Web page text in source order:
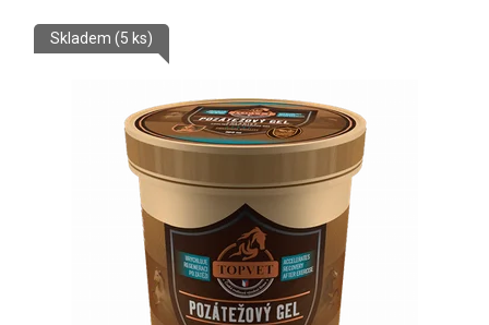
Skladem (5 ks)